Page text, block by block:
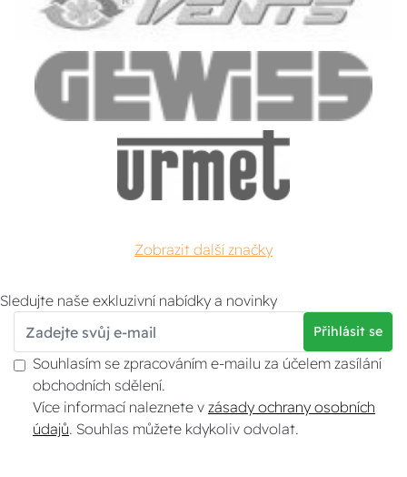
Zobrazit další značky
Sledujte naše exkluzivní nabídky a novinky
Přihlásit se
Souhlasím se zpracováním e-mailu za účelem zasílání
obchodních sdělení.
Více informací naleznete v zásady ochrany osobních
údajů . Souhlas můžete kdykoliv odvolat.